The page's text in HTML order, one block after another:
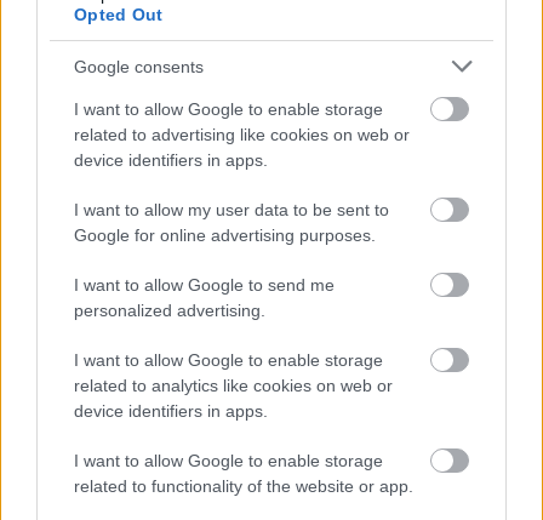
Opted Out
Google consents
I want to allow Google to enable storage
related to advertising like cookies on web or
device identifiers in apps.
I want to allow my user data to be sent to
Google for online advertising purposes.
I want to allow Google to send me
personalized advertising.
I want to allow Google to enable storage
related to analytics like cookies on web or
device identifiers in apps.
I want to allow Google to enable storage
related to functionality of the website or app.
Sivert Guttorm Bakken hoppet inn som reserve for
Vebjørn Sørum. Og på et sent startnummer var
han også igang med noe som kunne ha blitt en
pallplass. Bakken skjøt tre feilfrie serier, men fikk
et tilleggsminutt på siste stående.
– Jeg ville jo ikke komme hit på bekostning av
Vebjørn, men når jeg først fikk sjansen så er jeg
tre sesonger med hjerteproblemer.
Regjerende verdenscupvinner Sturla Holm
Lægreid tapte litt i sporet, men greide en 5.plass
med et minutts tillegg.
– En helt grei innsats, sier Lægreid, som slo